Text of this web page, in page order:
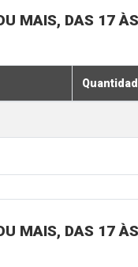
MAIS, DAS 17
MAIS, DAS 17